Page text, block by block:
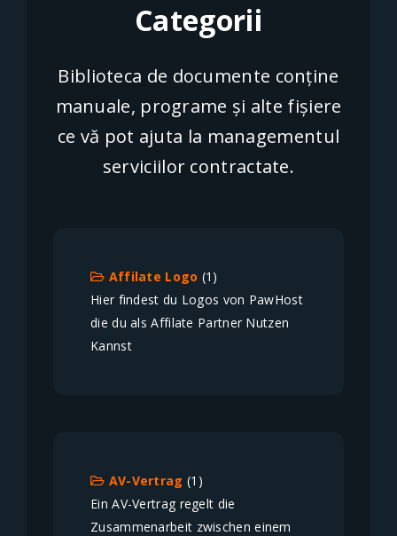
Categorii
Biblioteca de documente conține
manuale, programe și alte fișiere
ce vă pot ajuta la managementul
serviciilor contractate.
Affilate Logo (1)
Hier findest du Logos von PawHost
die du als Affilate Partner Nutzen
Kannst
AV-Vertrag (1)
Ein AV-Vertrag regelt die
Zusammenarbeit zwischen einem